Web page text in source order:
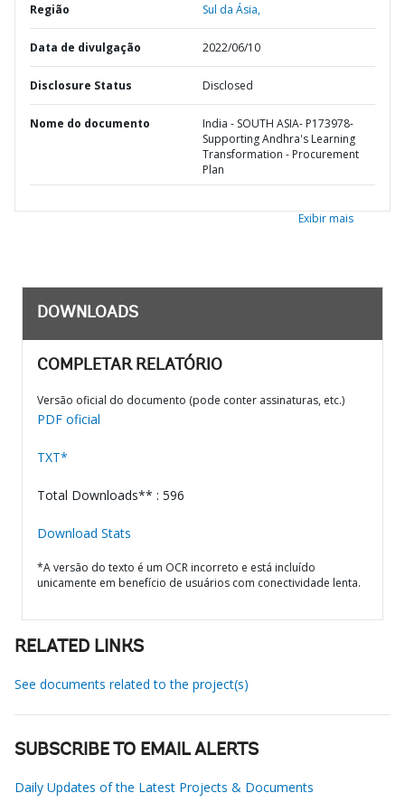
Região Sul da Ásia,
Data de divulgação 2022/06/10
Disclosure Status Disclosed
Nome do documento
India - SOUTH ASIA- P173978-
Supporting Andhra's Learning
Transformation - Procurement
Plan
Exibir mais
DOWNLOADS
COMPLETAR RELATÓRIO
Versão oficial do documento (pode conter assinaturas, etc.)
PDF oficial
TXT*
Total Downloads** : 596
Download Stats
*A versão do texto é um OCR incorreto e está incluído
unicamente em benefício de usuários com conectividade lenta.
RELATED LINKS
See documents related to the project(s)
SUBSCRIBE TO EMAIL ALERTS
Daily Updates of the Latest Projects & Documents